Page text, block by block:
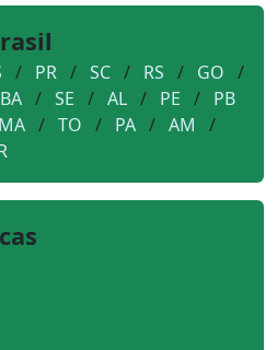
/ PR / SC / RS / GO /
BA / SE / AL / PE / PB
MA / TO / PA / AM /